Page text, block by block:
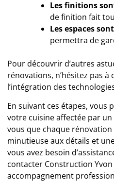
Les finitions
de finition fait
Les espaces
permettra de
Pour découvrir d’autres
rénovations, n’hésitez pas à
l’intégration des
En suivant ces étapes, vous
votre cuisine affectée par un
vous que chaque
minutieuse aux détails et
vous avez besoin
contacter Construction
accompagnement